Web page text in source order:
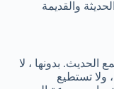
والقديمة
الحديث. بدونها ، لا
ولا تستطيع